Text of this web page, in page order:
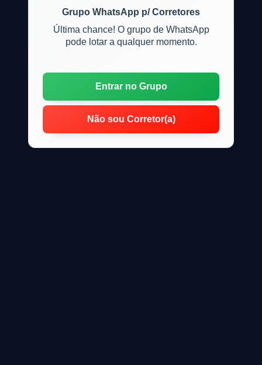
Grupo WhatsApp p/ Corretores
Última chance! O grupo de WhatsApp
pode lotar a qualquer momento.
Entrar no Grupo
Não sou Corretor(a)